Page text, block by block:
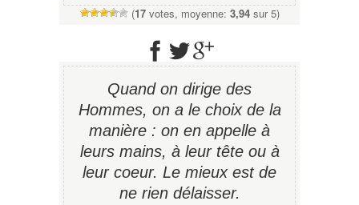
(17votes, moyenne: 3,94sur 5)
Quand on dirige des
Hommes, on a le choix de la
manière : on en appelle à
leurs mains, à leur tête ou à
leur coeur. Le mieux est de
ne rien délaisser.